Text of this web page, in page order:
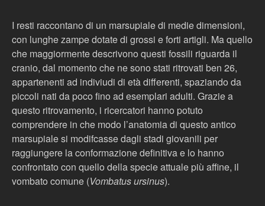
I resti raccontano di un marsupiale di medie dimensioni,
con lunghe zampe dotate di grossi e forti artigli. Ma quello
che maggiormente descrivono questi fossili riguarda il
cranio, dal momento che ne sono stati ritrovati ben 26,
appartenenti ad indiviudi di età differenti, spaziando da
piccoli nati da poco fino ad esemplari adulti. Grazie a
questo ritrovamento, i ricercatori hanno potuto
comprendere in che modo l’anatomia di questo antico
marsupiale si modifcasse dagli stadi giovanili per
raggiungere la conformazione definitiva e lo hanno
confrontato con quello della specie attuale più affine, il
vombato comune (Vombatus ursinus).